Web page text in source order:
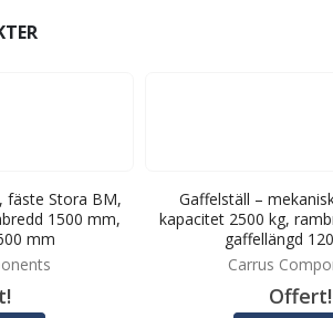
fäste Stora BM,
1500 mm,
mm
Gaffelställ –
kapacitet 2500 kg,
gaffellängd
Carrus
Offert!